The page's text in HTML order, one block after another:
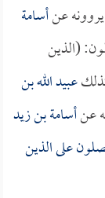
يروونه عنأسامة
(الذين
عبيد الله بن
عنأسامة بن زيد
على الذين